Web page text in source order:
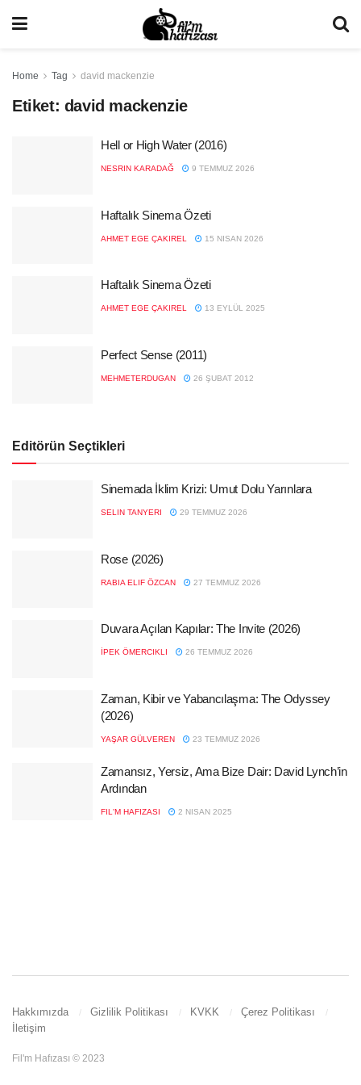
Home Tag david mackenzie
Etiket: david mackenzie
Hell or High Water (2016)
NESRIN KARADAĞ 9 TEMMUZ 2026
Haftalık Sinema Özeti
AHMET EGE ÇAKIREL 15 NISAN 2026
Haftalık Sinema Özeti
AHMET EGE ÇAKIREL 13 EYLÜL 2025
Perfect Sense (2011)
MEHMETERDUGAN 26 ŞUBAT 2012
Editörün Seçtikleri
Sinemada İklim Krizi: Umut Dolu Yarınlara
SELIN TANYERI 29 TEMMUZ 2026
Rose (2026)
RABIA ELIF ÖZCAN 27 TEMMUZ 2026
Duvara Açılan Kapılar: The Invite (2026)
İPEK ÖMERCIKLI 26 TEMMUZ 2026
Zaman, Kibir ve Yabancılaşma: The Odyssey
(2026)
YAŞAR GÜLVEREN 23 TEMMUZ 2026
Zamansız, Yersiz, Ama Bize Dair: David Lynch’in
Ardından
FIL'M HAFIZASI 2 NISAN 2025
Hakkımızda Gizlilik Politikası KVKK
Çerez Politikası
İletişim
Fil'm Hafızası © 2023